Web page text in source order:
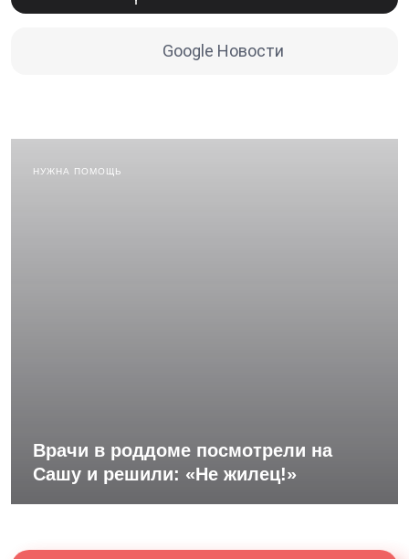
Google Новости
НУЖНА ПОМОЩЬ
Врачи в роддоме посмотрели на
Сашу и решили: «Не жилец!»